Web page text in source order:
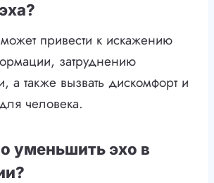
привести к искажению
затруднению
а также вызвать дискомфорт и
человека.
уменьшить эхо в